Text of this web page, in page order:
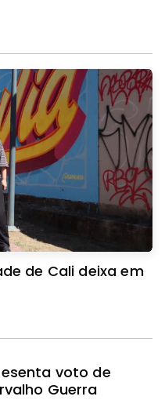
deixa em
voto de
Guerra